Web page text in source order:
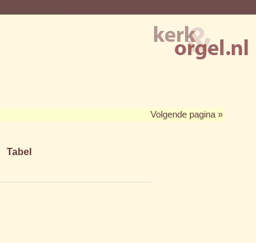
Volgende pagina »
Tabel